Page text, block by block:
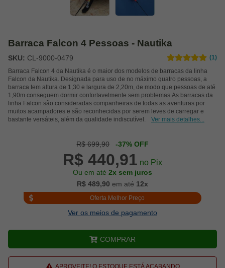
Barraca Falcon 4 Pessoas - Nautika
SKU: CL-9000-0479
(1)
Barraca Falcon 4 da Nautika é o maior dos modelos de barracas da linha
Falcon da Nautika. Designada para uso de no máximo quatro pessoas, a
barraca tem altura de 1,30 e largura de 2,20m, de modo que pessoas de até
1,90m conseguem dormir confortavelmente sem problemas.As barracas da
linha Falcon são consideradas companheiras de todas as aventuras por
muitos acampadores e são reconhecidas por serem leves de carregar e
bastante versáteis, além da qualidade indiscutível.
Ver mais detalhes...
R$ 699,90 -37% OFF
R$ 440,91 no Pix
Ou em até 2x sem juros
R$ 489,90 em até 12x
Oferta Melhor Preço
Ver os meios de pagamento
COMPRAR